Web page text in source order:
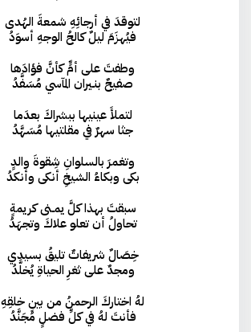
لتوقدَ في أرجائِهِ شمعةَ الهُدى
فيُهزَمَ ليلٌ كالحُ الوجهِ أسوَدُ
وطفتَ على أمٍّ كأنَّ فؤادَها
صفيحٌ بنـيران المآسي مُسَفَّدُ
لتملأَ عينيها ببشراكَ بعدَما
جثا سهرٌ في مقلتيها مُسَهَّدُ
وتغمرَ بالسلوانِ شِقوةَ والدٍ
بكى وبكاءُ الشيخِ أنكى وأنكدُ
سبقتَ بهذا كلَّ يمـنى كريمةٍ
تحاولُ أن تعلو علاكَ وتجهَدُ
خِصَالٌ شريفاتٌ تليقُ بسيدي
ومجدٌ على ثغرِ الحياةِ يُخلَّدُ
لهُ اختاركَ الرحمنُ من بينِ خلقِهِ
فأنتَ لهُ في كلِّ فضلٍ مُجَنَّدُ